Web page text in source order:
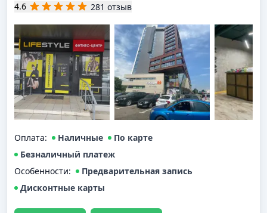
4.6
281 отзыв
Оплата: Наличные
По карте
Безналичный платеж
Особенности:
Предварительная запись
Дисконтные карты